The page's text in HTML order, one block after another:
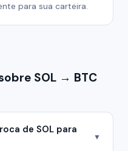
para sua carteira.
SOL → BTC
de SOL para
▼